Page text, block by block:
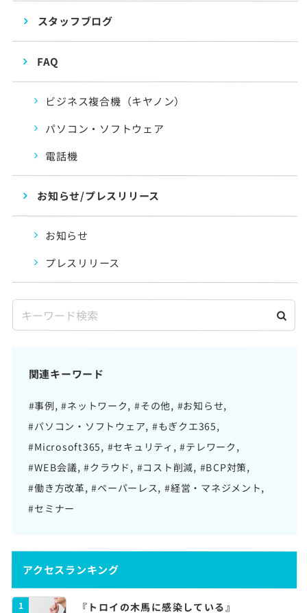
スタッフブログ
FAQ
ビジネス複合機（キヤノン）
パソコン・ソフトウェア
電話機
お知らせ/プレスリリース
お知らせ
プレスリリース
関連キーワード
#事例 #ネットワーク #その他 #お知らせ
#パソコン・ソフトウェア #もぎクエ365
#Microsoft365 #セキュリティ #テレワーク
#WEB会議 #クラウド #コスト削減 #BCP対策
#働き方改革 #ペーパーレス #経営・マネジメント
#セミナー
アクセスランキング
1 『トロイの木馬に感染している』